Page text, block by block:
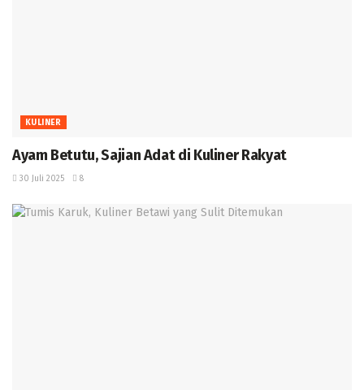
KULINER
Ayam Betutu, Sajian Adat di Kuliner Rakyat ‎
30 Juli 2025 8